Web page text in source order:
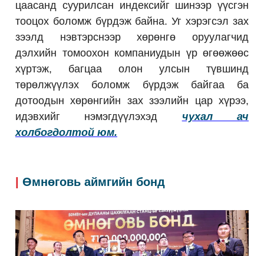
цаасанд суурилсан индексийг шинээр үүсгэн
тооцох боломж бүрдэж байна. Уг хэрэгсэл зах
зээлд нэвтэрснээр хөрөнгө оруулагчид
дэлхийн томоохон компаниудын үр өгөөжөөс
хүртэж, багцаа олон улсын түвшинд
төрөлжүүлэх боломж бүрдэж байгаа ба
дотоодын хөрөнгийн зах зээлийн цар хүрээ,
идэвхийг нэмэгдүүлэхэд чухал ач
холбогдолтой юм.
Өмнөговь аймгийн бонд